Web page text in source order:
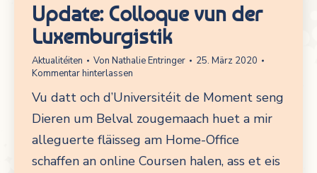
Update: Colloque vun der
Luxemburgistik
Aktualitéiten Von Nathalie Entringer
25. März 2020
Kommentar hinterlassen
Vu datt och d’Universitéit de Moment seng
Dieren um Belval zougemaach huet a mir
alleguerte fläisseg am Home-Office
schaffen an online Coursen halen, ass et eis